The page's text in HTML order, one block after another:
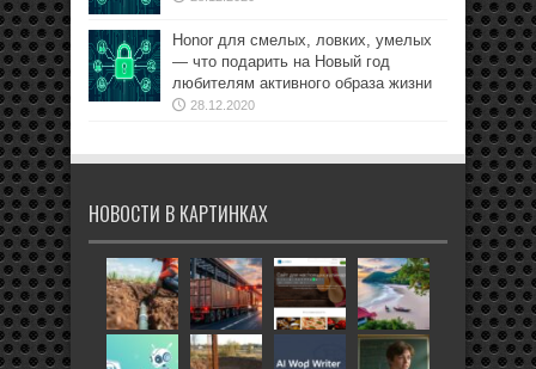
Honor для смелых, ловких, умелых
— что подарить на Новый год
любителям активного образа жизни
28.12.2020
НОВОСТИ В КАРТИНКАХ